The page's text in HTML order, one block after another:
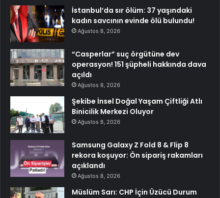
İstanbul’da sır ölüm: 37 yaşındaki
kadın savcının evinde ölü bulundu!
Ağustos 8, 2026
“Casperlar” suç örgütüne dev
operasyon! 151 şüpheli hakkında dava
açıldı
Ağustos 8, 2026
Şekibe İnsel Doğal Yaşam Çiftliği Atlı
Binicilik Merkezi Oluyor
Ağustos 8, 2026
Samsung Galaxy Z Fold 8 & Flip 8
rekora koşuyor: Ön sipariş rakamları
açıklandı
Ağustos 8, 2026
Müslüm Sarı: CHP İçin Üzücü Durum